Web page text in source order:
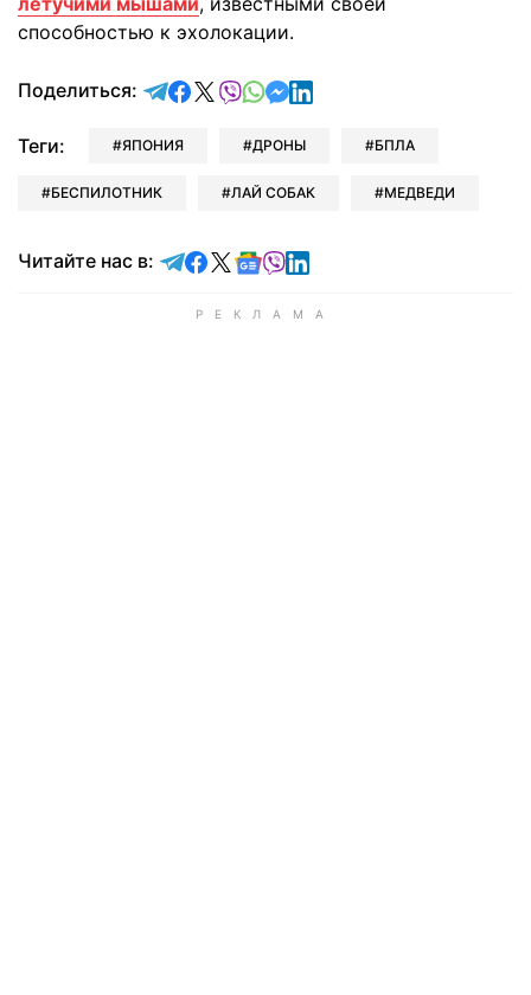
способностью к эхолокации.
Поделиться: отправить в Telegram
поделиться в Facebook
поделиться в X
отправить в Viber
отправить в Whatsapp
отправить в Messenger
отправить в LinkedIn
Теги: ЯПОНИЯ ДРОНЫ БПЛА
БЕСПИЛОТНИК ЛАЙ СОБАК МЕДВЕДИ
Читайте нас в: Читайте в Telegram
Читайте в Facebook
Читайте в X
Читайте в Google news
Читайте в Viber
Читайте в LinkedIn